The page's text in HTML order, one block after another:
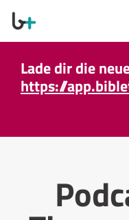
Lade dir die
https://